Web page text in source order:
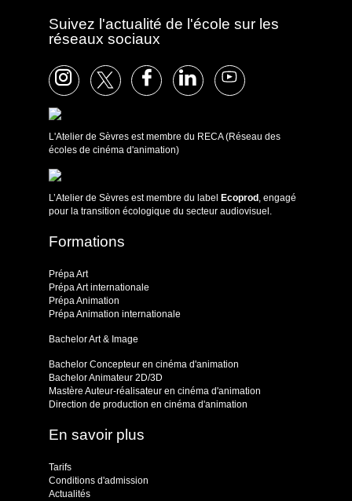
Suivez l'actualité de l'école sur les
réseaux sociaux
L'Atelier de Sèvres est membre du RECA (Réseau des
écoles de cinéma d'animation)
L’Atelier de Sèvres est membre du label Ecoprod , engagé
pour la transition écologique du secteur audiovisuel.
Formations
Prépa Art
Prépa Art internationale
Prépa Animation
Prépa Animation internationale
Bachelor Art & Image
Bachelor Concepteur en cinéma d'animation
Bachelor Animateur 2D/3D
Mastère Auteur-réalisateur en cinéma d'animation
Direction de production en cinéma d'animation
En savoir plus
Tarifs
Conditions d'admission
Actualités